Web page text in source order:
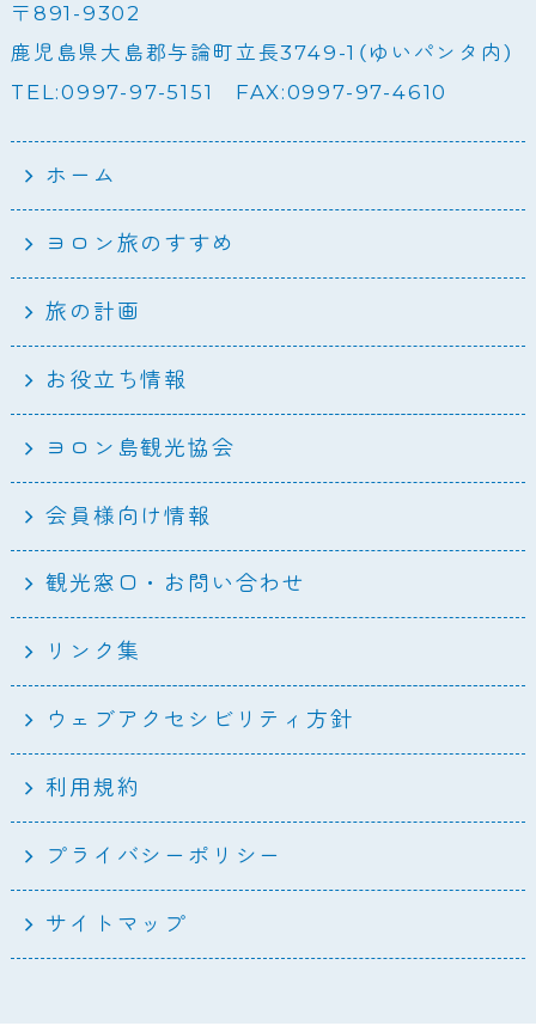
〒891-9302
鹿児島県大島郡与論町立長3749-1（ゆいパンタ内）
TEL:0997-97-5151 FAX:0997-97-4610
ホーム
ヨロン旅のすすめ
旅の計画
お役立ち情報
ヨロン島観光協会
会員様向け情報
観光窓口・お問い合わせ
リンク集
ウェブアクセシビリティ方針
利用規約
プライバシーポリシー
サイトマップ